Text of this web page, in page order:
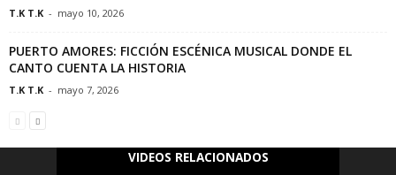
T.K T.K - mayo 10, 2026
PUERTO AMORES: FICCIÓN ESCÉNICA MUSICAL DONDE EL
CANTO CUENTA LA HISTORIA
T.K T.K - mayo 7, 2026
VIDEOS RELACIONADOS